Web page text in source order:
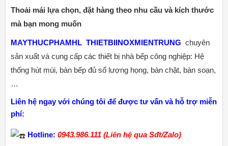
Thoải mái lựa chọn, đặt hàng theo nhu cầu và kích thước
mà bạn mong muốn
MAYTHUCPHAMHL THIETBIINOXMIENTRUNG chuyên
sản xuất và cung cấp các thiết bị nhà bếp công nghiệp: Hệ
thống hút mùi, bàn bếp đủ số lượng họng, bàn chặt, bàn soạn,
…
Liên hệ ngay với chúng tôi để được tư vấn và hỗ trợ miễn
phí:
Hotline: 0943.986.111 (Liên hệ qua Sđt/Zalo)